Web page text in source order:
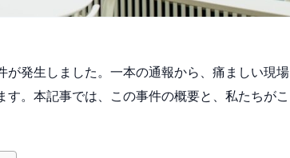
発生しました。一本の通報から、痛ましい現場
。本記事では、この事件の概要と、私たちがこ